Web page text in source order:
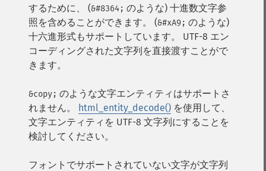
するために、 (&#8364; のような) 十進数文字参
照を含めることができます。 (&#xA9; のような)
十六進形式もサポートしています。 UTF-8 エン
コーディングされた文字列を直接渡すことがで
きます。
&copy; のような文字エンティティはサポートさ
れません。 html_entity_decode() を使用して、
文字エンティティを UTF-8 文字列にすることを
検討してください。
フォントでサポートされていない文字が文字列